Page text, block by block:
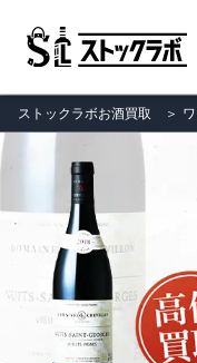
ストックラボお酒買取 ＞